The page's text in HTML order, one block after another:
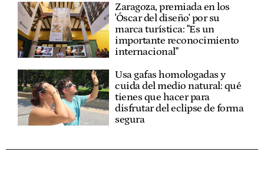
Zaragoza, premiada en los
'Óscar del diseño' por su
marca turística: "Es un
importante reconocimiento
internacional"
Usa gafas homologadas y
cuida del medio natural: qué
tienes que hacer para
disfrutar del eclipse de forma
segura